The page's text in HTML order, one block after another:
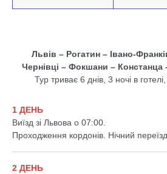
Львів – Рогатин – Івано-
Чернівці – Фокшани –
Тур триває 6 днів, 3 ночі в
1 ДЕНЬ
Виїзд зі Львова о 07:00.
Проходження кордонів. Нічний
2 ДЕНЬ